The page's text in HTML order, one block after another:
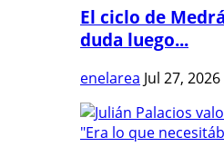
El ciclo de
duda luego...
enelarea Jul 27, 2026